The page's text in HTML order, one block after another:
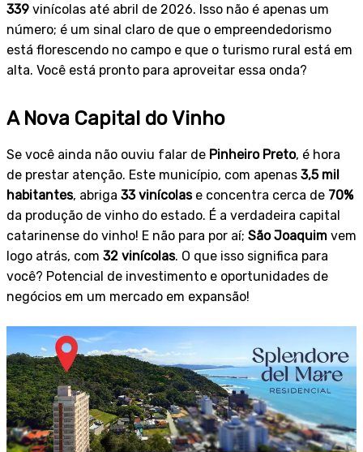
339 vinícolas até abril de 2026. Isso não é apenas um
número; é um sinal claro de que o empreendedorismo
está florescendo no campo e que o turismo rural está em
alta. Você está pronto para aproveitar essa onda?
A Nova Capital do Vinho
Se você ainda não ouviu falar de Pinheiro Preto, é hora
de prestar atenção. Este município, com apenas 3,5 mil
habitantes, abriga 33 vinícolase concentra cerca de 70%
da produção de vinho do estado. É a verdadeira capital
catarinense do vinho! E não para por aí; São Joaquim vem
logo atrás, com 32 vinícolas. O que isso significa para
você? Potencial de investimento e oportunidades de
negócios em um mercado em expansão!